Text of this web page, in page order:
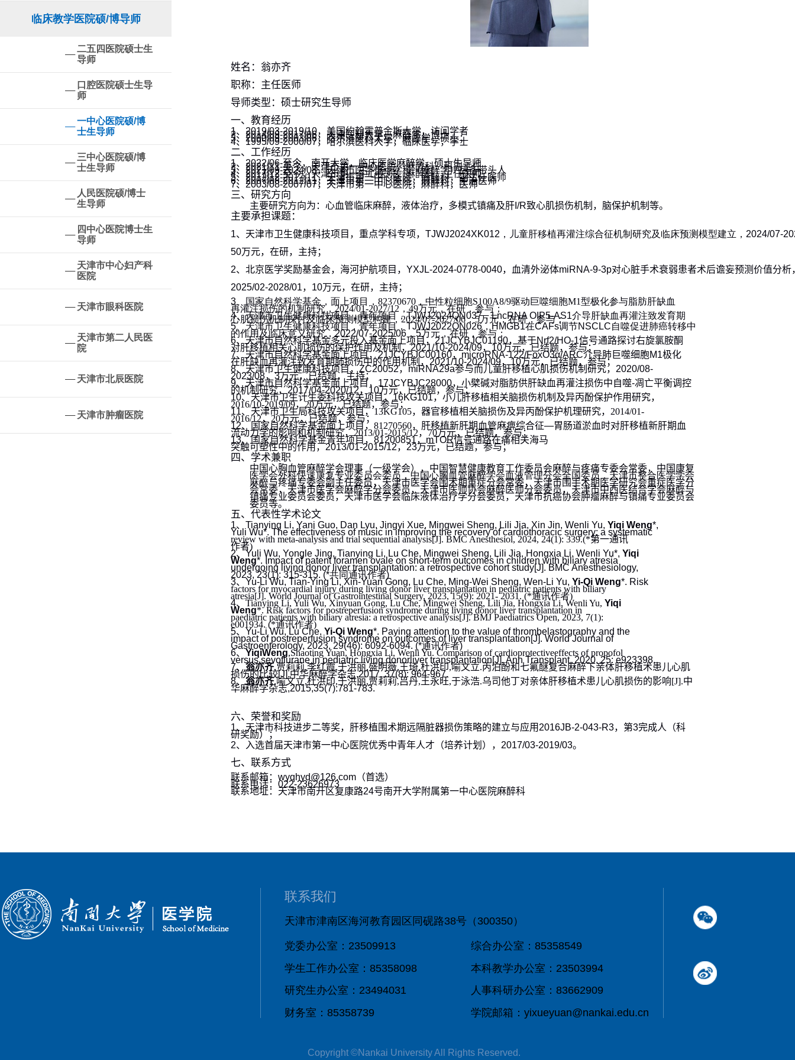
临床教学医院硕/博导师
二五四医院硕士生
导师
口腔医院硕士生导
师
一中心医院硕/博
士生导师
三中心医院硕/博
士生导师
人民医院硕/博士
生导师
四中心医院博士生
导师
天津市中心妇产科
医院
天津市眼科医院
天津市第二人民医
院
天津市北辰医院
天津市肿瘤医院
姓名：翁亦齐
职称：主任医师
导师类型：硕士研究生导师
一、教育经历
1、 2019/03-2019/10，美国约翰霍普金斯大学，访问学者
2、 2014/09-2017/06，天津医科大学，麻醉学，博士；
3、 2000/09-2003/06，哈尔滨医科大学，麻醉学，硕士；
4、 1995/09-2000/07，哈尔滨医科大学，临床医学，学士
二、工作经历
1、 2022/06-至今，南开大学，临床医学麻醉学，硕士生导师
2、 2021/11-至今，天津市第一中心医院，麻醉科，科副主任
3、 2021/09-2024/08，天津市医学重点学科（麻醉学）后备带头人
4、 2017/12-至今，天津市第一中心医院，麻醉科，主任医师
5、 2012/12-2017/11，天津市第一中心医院，麻醉科，副主任医师
6、 2007/08-2012/11，天津市第一中心医院，麻醉科，主治医师
7、 2003/08-2007/07，天津市第一中心医院，麻醉科，医师
三、研究方向
主要研究方向为：心血管临床麻醉，液体治疗，多模式镇痛及肝I/R致心肌损伤机制，脑保护机制等。
主要承担课题：
1、 天津市卫生健康科技项目，重点学科专项， TJWJ2024XK012 ，儿童肝移植再灌注综合征机制研究及临床预测模型建立， 2024/07-
50万元，在研，主持；
2、北京医学奖励基金会，海河护航项目， YXJL-2024-0778-0040，血清外泌体miRNA-9-3p对心脏手术衰弱患者术后谵妄预测价值分析
2025/02-2028/01， 10万元， 在研，主持；
3 、国家自然科学基金，面上项目， 82370670 ，中性粒细胞S100A8/9驱动巨噬细胞M1型极化参与脂肪肝缺血
再灌注损伤的机制研究，2024/01-2027/12 ， 49万元，在研，参与；
4、天津市卫生健康科技项目，青年项目，TJWJ2024QN037，LncRNA OIP5-AS1介导肝缺血再灌注致发育期
心肌损伤机制探讨及临床预测模型构建， 2024/07-2027/06，5万元，在研，参与；
5、天津市卫生健康科技项目，青年项目， TJWJ2022QN026 ，HMGB1在CAFs调节NSCLC自噬促进肺癌转移中
的作用及临床意义研究，2022/07-2025/06 ， 5万元，在研，参与；
6、天津市自然科学基金多元投入基金面上项目，21JCYBJC01190，基于Nrf2/HO-1信号通路探讨右旋氯胺酮
对肝移植相关心肌损伤的保护作用及机制，2021/10-2024/09， 10万元，已结题，参与；
7、天津市自然科学基金面上项目，21JCYBJC00160， microRNA-122/FoxO3α/ARC介导肺巨噬细胞M1极化
在肝缺血再灌注致发育期肺损伤中的作用机制， 2021/10-2024/09， 10万元，已结题，参与 ；
8、天津市卫生健康科技项目，ZC20052， miRNA29a参与而儿童肝移植心肌损伤机制研究， 2020/08-
2023/08，3万元，已结题，主持；
9、天津市自然科学基金面上项目， 17JCYBJC28000，小檗碱对脂肪供肝缺血再灌注损伤中自噬-凋亡平衡调控
的机制研究，2017/04-2020/12，10万元，已结题，参与；
10、天津市卫生计生委科技攻关项目，16KG101，小儿肝移植相关脑损伤机制 及异丙酚保护作用研究，
2016/10-2019/09，20万元，已结题，参与 ；
11、天津市卫生局科技攻关项目，13KG105，器官移植相关脑损伤及异丙酚保护机理研究， 2014/01-
2016/12， 20万元，已结题，参与；
12、国家自然科学基金面上项目， 81270560，肝移植新肝期血管麻痹综合征—胃肠道淤血时对肝移植新肝期血
流动力学的影响和机制研究，2013/01-2015/12，70万元，已结题，参与；
13、国家自然科学基金青年项目， 81200851， mTOR信号通路在痛相关海马
突触可塑性中的作用，2013/01-2015/12， 23万元，已结题，参与；
四、学术兼职
中国心胸血管麻醉学会理事（一级学会），中国智慧健康教育工作委员会麻醉与疼痛专委会常委，中国康复
医学会外科快速康复专业委员会委员，中国心胸血管麻醉学会血液管理分会全国委员，天津市整合医学学会
麻醉与疼痛专委会副主任委员，天津市医学会围术期重症分会常委，天津市围手术期医学研究会重症医学分
会常委，天津市医学会麻醉学分会委员，天津市医师协会麻醉医师分会委员，天津市中西医结合学会麻醉与
镇痛专业委员会委员，天津市医学会临床液体治疗学分会委员，天津市抗癌协会肿瘤麻醉与镇痛专业委员会
委员等。
五、代表性学术论文
1、 Tianying Li, Yani Guo, Dan Lyu, Jingyi Xue, Mingwei Sheng, Lili Jia, Xin Jin, Wenli Yu, Yiqi Weng*,
Yuli Wu*. The effectiveness of music in improving the recovery of cardiothoracic surgery: a systematic
review with meta-analysis and trial sequential analysis[J]. BMC Anesthesiol, 2024, 24(1): 339.(*第一通讯
作者)
2、Yuli Wu, Yongle Jing, Tianying Li, Lu Che, Mingwei Sheng, Lili Jia, Hongxia Li, Wenli Yu*, Yiqi
Weng*. Impact of patent foramen ovale on short-term outcomes in children with biliary atresia
undergoing living donor liver transplantation: a retrospective cohort study[J]. BMC Anesthesiology,
2023, 23(1): 315-315. (*共同通讯作者)
3、 Yu-Li Wu, Tian-Ying Li, Xin-Yuan Gong, Lu Che, Ming-Wei Sheng, Wen-Li Yu, Yi-Qi Weng*. Risk
factors for myocardial injury during living donor liver transplantation in pediatric patients with biliary
atresia[J]. World Journal of Gastrointestinal Surgery, 2023, 15(9): 2021- 2031. (*通讯作者)
4、 Tianying Li, Yuli Wu, Xinyuan Gong, Lu Che, Mingwei Sheng, Lili Jia, Hongxia Li, Wenli Yu, Yiqi
Weng*. Risk factors for postreperfusion syndrome during living donor liver transplantation in
paediatric patients with biliary atresia: a retrospective analysis[J]. BMJ Paediatrics Open, 2023, 7(1):
e001934. (*通讯作者)
5、 Yu-Li Wu, Lu Che, Yi-Qi Weng*. Paying attention to the value of thrombelastography and the
impact of postreperfusion syndrome on outcomes of liver transplantation[J]. World Journal of
Gastroenterology, 2023, 29(46): 6092-6094. (*通讯作者)
6、 YiqiWeng,Shaoting Yuan, Hongxia Li, Wenli Yu. Comparison of cardioprotectiveeffects of propofol
versus sevoflurane in pediatric living donorliver transplantation[J]. Ann Transplant, 2020, 25: e923398.
7、翁亦齐,贾莉莉,李红霞,于洪丽,盛明薇,王琦,杜洪印,喻文立.丙泊酚和七氟醚复合麻醉下亲体肝移植术患儿心肌
损伤的比较[J].中华麻醉学杂志,2017, 37(8): 964-967.
8、翁亦齐,喻文立,杜洪印,于洪丽,贾莉莉,吕丹,王永旺,于泳浩.乌司他丁对亲体肝移植术患儿心肌损伤的影响[J].中
华麻醉学杂志,2015,35(7):781-783.
六、荣誉和奖励
1、天津市科技进步二等奖，肝移植围术期远隔脏器损伤策略的建立与应用 2016JB-2-043-R3，第3完成人（科
研奖励）；
2、入选首届天津市第一中心医院优秀中青年人才（培养计划）， 2017/03-2019/03。
七、联系方式
联系邮箱： wyqhyd@126.com （首选）
联系电话： 022-23626973
联系地址：天津市南开区复康路24号南开大学附属第一中心医院麻醉科
联系我们
天津市津南区海河教育园区同砚路38号（300350）
党委办公室：23509913
综合办公室：85358549
学生工作办公室：85358098
本科教学办公室：23503994
研究生办公室：23494031
人事科研办公室：83662909
财务室：85358739
学院邮箱：yixueyuan@nankai.edu.cn
Copyright ©Nankai University All Rights Reserved.